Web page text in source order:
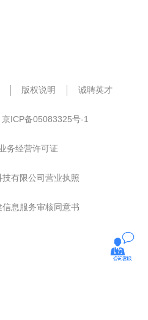
版权说明 诚聘英才
京ICP备05083325号-1
务经营许可证
有限公司营业执照
息服务审核同意书